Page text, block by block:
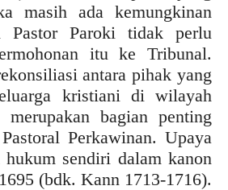
masih ada kemungkinan
Pastor Paroki tidak perlu
itu ke Tribunal.
antara pihak yang
kristiani di wilayah
merupakan bagian penting
Perkawinan. Upaya
sendiri dalam kanon
(bdk. Kann 1713-1716).